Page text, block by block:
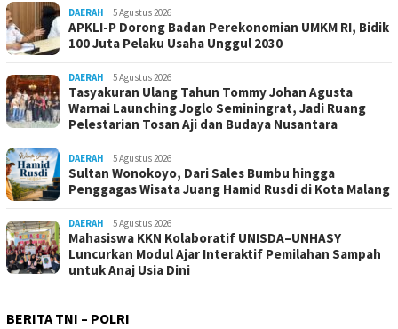
DAERAH 5 Agustus 2026
APKLI-P Dorong Badan Perekonomian UMKM RI, Bidik
100 Juta Pelaku Usaha Unggul 2030
DAERAH 5 Agustus 2026
Tasyakuran Ulang Tahun Tommy Johan Agusta
Warnai Launching Joglo Seminingrat, Jadi Ruang
Pelestarian Tosan Aji dan Budaya Nusantara
DAERAH 5 Agustus 2026
Sultan Wonokoyo, Dari Sales Bumbu hingga
Penggagas Wisata Juang Hamid Rusdi di Kota Malang
DAERAH 5 Agustus 2026
Mahasiswa KKN Kolaboratif UNISDA–UNHASY
Luncurkan Modul Ajar Interaktif Pemilahan Sampah
untuk Anaj Usia Dini
BERITA TNI – POLRI